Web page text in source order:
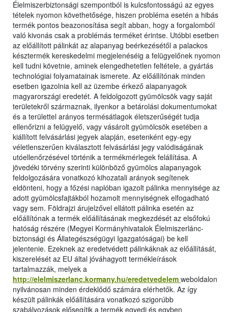
Élelmiszerbiztonsági szempontból is kulcsfontosságú az egyes
tételek nyomon követhetősége, hiszen probléma esetén a hibás
termék pontos beazonosítása segít abban, hogy a forgalomból
való kivonás csak a problémás terméket érintse. Utóbbi esetben
az előállított pálinkát az alapanyag beérkezésétől a palackos
késztermék kereskedelmi megjelenéséig a felügyelőnek nyomon
kell tudni követnie, aminek elengedhetetlen feltétele, a gyártás
technológiai folyamatainak ismerete. Az előállítónak minden
esetben igazolnia kell az üzembe érkező alapanyagok
magyarországi eredetét. A feldolgozott gyümölcsök vagy saját
területekről származnak, ilyenkor a betárolási dokumentumokat
és a területtel arányos termésátlagok életszerűségét tudja
ellenőrizni a felügyelő, vagy vásárolt gyümölcsök esetében a
kiállított felvásárlási jegyek alapján, esetenként egy-egy
véletlenszerűen kiválasztott felvásárlási jegy valódiságának
utóellenőrzésével történik a termékmérlegek felállítása. A
jövedéki törvény szerinti különböző gyümölcs alapanyagok
feldolgozására vonatkozó kihozatali arányok segítenek
eldönteni, hogy a főzési naplóban igazolt pálinka mennyisége az
adott gyümölcsfajtákból hozamolt mennyiségnek elfogadható
vagy sem. Földrajzi árujelzővel ellátott pálinka esetén az
előállítónak a termék előállításának megkezdését az elsőfokú
hatóság részére (Megyei Kormányhivatalok Élelmiszerlánc-
biztonsági és Állategészségügyi Igazgatóságai) be kell
jelentenie. Ezeknek az eredetvédett pálinkáknak az előállítását,
kiszerelését az EU által jóváhagyott termékleírások
tartalmazzák, melyek a
http://elelmiszerlanc.kormany.hu/eredetvedelem weboldalon
nyilvánosan minden érdeklődő számára elérhetők. Az így
készült pálinkák előállítására vonatkozó szigorúbb
szabályozások elősegítik a termék egyedi és egyben